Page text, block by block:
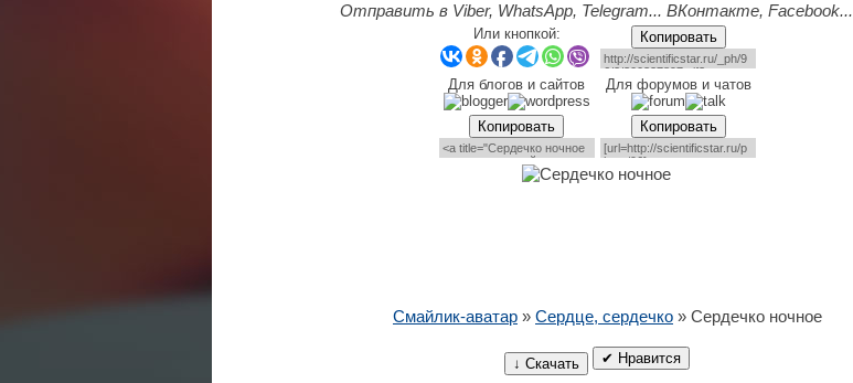
Отправить в Viber, WhatsApp, Telegram... ВКонтакте, Facebook...
Или кнопкой: Копировать
Для блогов и сайтов Для форумов и чатов
Копировать Копировать
Смайлик-аватар » Сердце, сердечко » Сердечко ночное
↓ Скачать ✔ Нравится